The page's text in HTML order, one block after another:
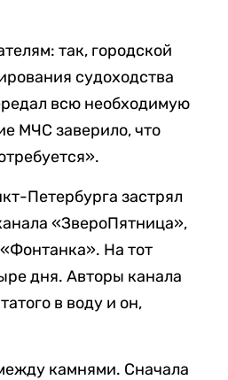
так, городской
судоходства
всю необходимую
МЧС заверило, что
Петербурга застрял
«ЗвероПятница»,
На тот
дня. Авторы канала
в воду и он,
камнями. Сначала